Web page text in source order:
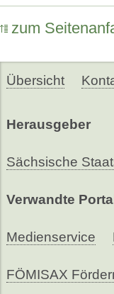
zum
Übersicht
Herausgeber
Sächsische
Verwandte
Medienservice
FÖMISAX